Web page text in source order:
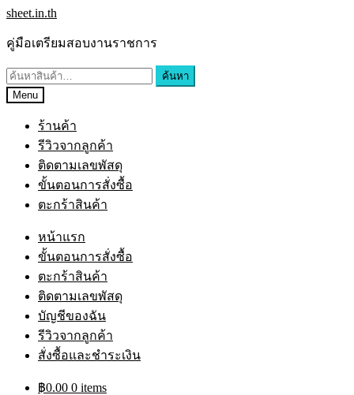
Skip
navigation
Skip
content
sheet.in.th
คู่มือเตรียมสอบงานราชการ
ค้นหา:
ค้นหา
Menu
ร้านค้า
รีวิวจากลูกค้า
ติดตามเลขพัสดุ
ขั้นตอนการสั่งซื้อ
ตะกร้าสินค้า
หน้าแรก
ขั้นตอนการสั่งซื้อ
ตะกร้าสินค้า
ติดตามเลขพัสดุ
บัญชีของฉัน
รีวิวจากลูกค้า
สั่งซื้อและชำระเงิน
฿0.00 0 items